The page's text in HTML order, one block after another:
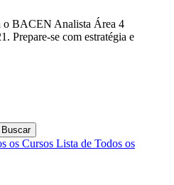
o BACEN Analista Área 4
Prepare-se com estratégia e
Buscar
os Cursos Lista de Todos os